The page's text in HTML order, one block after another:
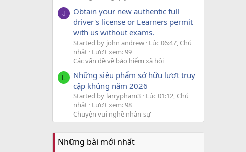
J
Obtain your new authentic full
driver's license or Learners permit
with us without exams.
Started by john andrew Lúc 06:47, Chủ
nhật Lượt xem: 99
Các vấn đề về bảo hiểm xã hội
L
Những siêu phẩm sở hữu lượt truy
cập khủng năm 2026
Started by larrypham3 Lúc 01:12, Chủ
nhật Lượt xem: 98
Chuyện vui nghề nhân sự
Những bài mới nhất